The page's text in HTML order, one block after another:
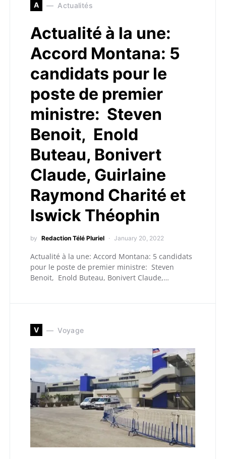
A Actualités
Actualité à la une:
Accord Montana: 5
candidats pour le
poste de premier
ministre: Steven
Benoit, Enold
Buteau, Bonivert
Claude, Guirlaine
Raymond Charité et
Iswick Théophin
by Redaction Télé Pluriel January 20, 2022
Actualité à la une: Accord Montana: 5 candidats
pour le poste de premier ministre: Steven
Benoit, Enold Buteau, Bonivert Claude,…
V Voyage